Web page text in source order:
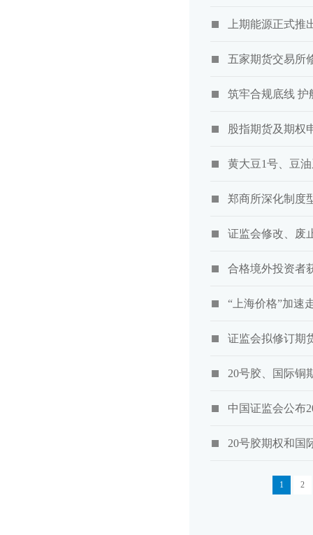
上期能源正式推
五家期货交易所
筑牢合规底线 护
股指期货及期权
黄大豆1号、豆
郑商所深化制度
证监会修改、废
合格境外投资者
“上海价格”加速
证监会拟修订期
20号胶、国际铜
中国证监会公布
20号胶期权和国
1 2